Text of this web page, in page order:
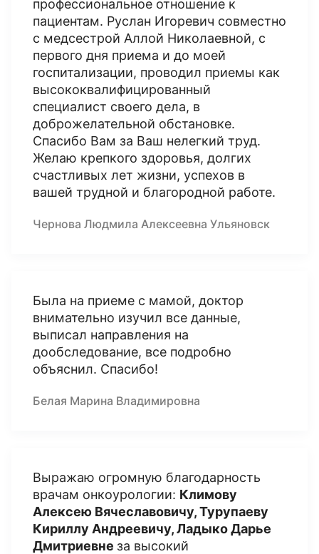
профессиональное отношение к
пациентам. Руслан Игоревич совместно
с медсестрой Аллой Николаевной, с
первого дня приема и до моей
госпитализации, проводил приемы как
высококвалифицированный
специалист своего дела, в
доброжелательной обстановке.
Спасибо Вам за Ваш нелегкий труд.
Желаю крепкого здоровья, долгих
счастливых лет жизни, успехов в
вашей трудной и благородной работе.
Чернова Людмила Алексеевна Ульяновск
Была на приеме с мамой, доктор
внимательно изучил все данные,
выписал направления на
дообследование, все подробно
объяснил. Спасибо!
Белая Марина Владимировна
Выражаю огромную благодарность
врачам онкоурологии: Климову
Алексею Вячеславовичу, Турупаеву
Кириллу Андреевичу, Ладыко Дарье
Дмитриевне за высокий